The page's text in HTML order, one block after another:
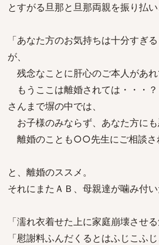
とすがる旦那と旦那両親を振り払い
「あなた方のお気持ちは十分すぎ
が、
残念なことに肝心のご本人があれ
もうここは離婚されては・・・
さんまで塀の中では、
お子様のみならず、あなた方にも
離婚のことも○○先生にご相談さ
と、離婚のススメ。
それにまたＡＢ、母親達が噛み付い
「濡れ衣着せた上に家庭崩壊させる
「慰謝料ふんだくるとはふじこふじ